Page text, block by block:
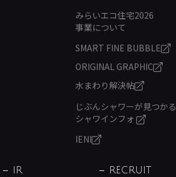
みらいエコ住宅2026
事業について
SMART FINE BUBBLE
ORIGINAL GRAPHIC
水まわり解決帖
じぶんシャワーが見つかる
シャワインフォ
IENI
IR RECRUIT